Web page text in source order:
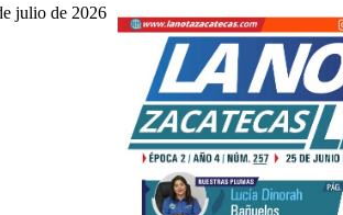
julio de 2026